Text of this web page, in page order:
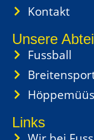
Kontakt
Unsere
Fussball
Höppemüüs
Links